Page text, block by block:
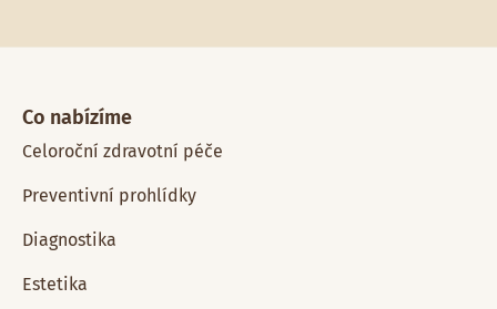
Co nabízíme
Celoroční zdravotní péče
Preventivní prohlídky
Diagnostika
Estetika